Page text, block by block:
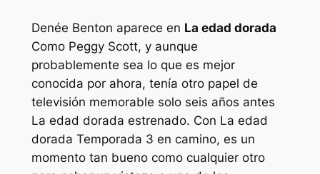
Denée Benton aparece en La edad dorada
Como Peggy Scott, y aunque
probablemente sea lo que es mejor
conocida por ahora, tenía otro papel de
televisión memorable solo seis años antes
La edad dorada estrenado. Con La edad
dorada Temporada 3 en camino, es un
momento tan bueno como cualquier otro